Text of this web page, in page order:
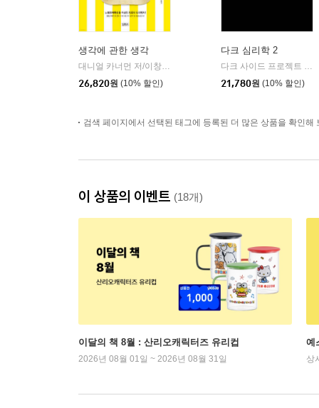
생각에 관한 생각
대니얼 카너먼 저/이창신 역
26,820원 (10% 할인)
다크 심리학 2
다크 사이드 프로젝트 저
21,780원 (10% 할인)
검색 페이지에서 선택된 태그에 등록된 더 많은 상품을 확인해
이 상품의 이벤트 (18개)
이달의 책 8월 : 산리오캐릭터즈 유리컵
2026년 08월 01일 ~ 2026년 08월 31일
예
상